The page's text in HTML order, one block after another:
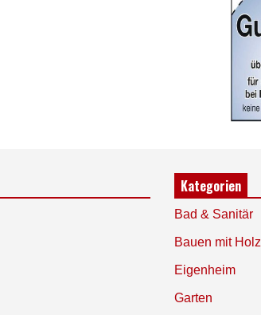
Kategorien
Bad & Sanitär
Bauen mit Holz
Eigenheim
Garten